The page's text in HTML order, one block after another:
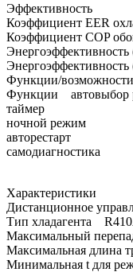
Эффективность
Коэффициент EER
Коэффициент COP
Функции/возможности
Функции автовыбор
таймер
ночной режим
авторестарт
самодиагностика
Характеристики
Дистанционное
Тип хладагента
Максимальный
Максимальная длина
Минимальная t для